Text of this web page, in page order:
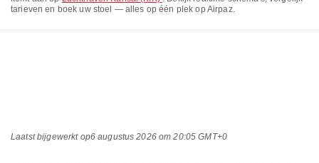
tarieven en boek uw stoel — alles op één plek op Airpaz.
Laatst bijgewerkt op6 augustus 2026 om 20:05 GMT+0